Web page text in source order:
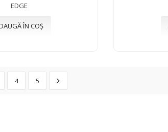
EDGE
ÎN COȘ
4 5